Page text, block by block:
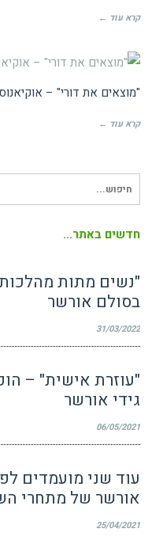
קרא עוד ←
ביקורות קולנוע
"מוצאים את דורי" –
קרא עוד ←
עבור:
חדשים באתר...
בסולם אורשר
31/03/2022
גידי אורשר
06/05/2021
עוד שני מועמדים
אורשר של מתחרי
25/04/2021